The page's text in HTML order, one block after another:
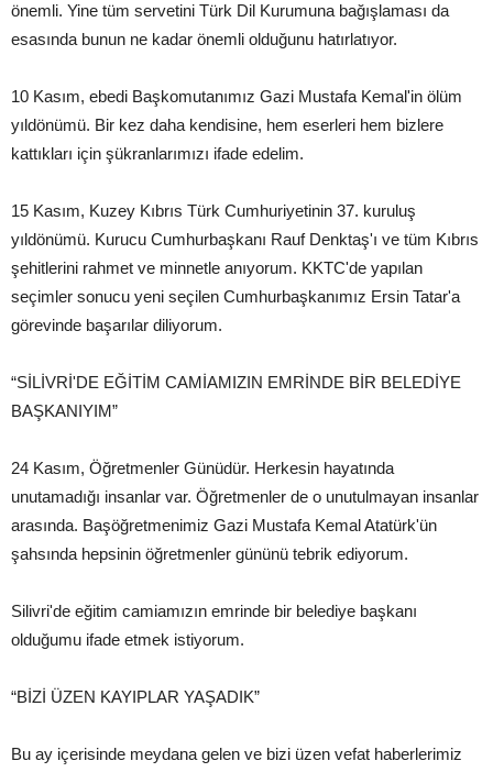
önemli. Yine tüm servetini Türk Dil Kurumuna bağışlaması da
esasında bunun ne kadar önemli olduğunu hatırlatıyor.
10 Kasım, ebedi Başkomutanımız Gazi Mustafa Kemal'in ölüm
yıldönümü. Bir kez daha kendisine, hem eserleri hem bizlere
kattıkları için şükranlarımızı ifade edelim.
15 Kasım, Kuzey Kıbrıs Türk Cumhuriyetinin 37. kuruluş
yıldönümü. Kurucu Cumhurbaşkanı Rauf Denktaş'ı ve tüm Kıbrıs
şehitlerini rahmet ve minnetle anıyorum. KKTC'de yapılan
seçimler sonucu yeni seçilen Cumhurbaşkanımız Ersin Tatar'a
görevinde başarılar diliyorum.
“SİLİVRİ'DE EĞİTİM CAMİAMIZIN EMRİNDE BİR BELEDİYE
BAŞKANIYIM”
24 Kasım, Öğretmenler Günüdür. Herkesin hayatında
unutamadığı insanlar var. Öğretmenler de o unutulmayan insanlar
arasında. Başöğretmenimiz Gazi Mustafa Kemal Atatürk'ün
şahsında hepsinin öğretmenler gününü tebrik ediyorum.
Silivri'de eğitim camiamızın emrinde bir belediye başkanı
olduğumu ifade etmek istiyorum.
“BİZİ ÜZEN KAYIPLAR YAŞADIK”
Bu ay içerisinde meydana gelen ve bizi üzen vefat haberlerimiz